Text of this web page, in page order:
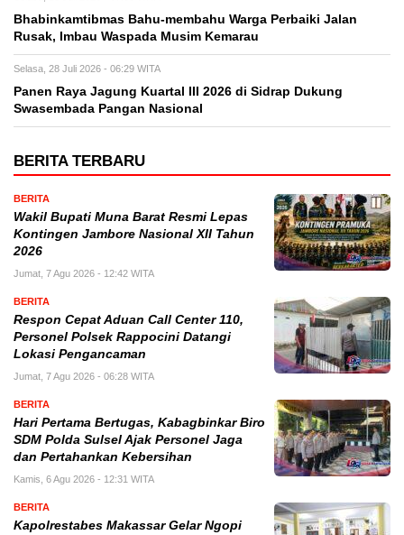
Bhabinkamtibmas Bahu-membahu Warga Perbaiki Jalan
Rusak, Imbau Waspada Musim Kemarau
Selasa, 28 Juli 2026 - 06:29 WITA
Panen Raya Jagung Kuartal III 2026 di Sidrap Dukung
Swasembada Pangan Nasional
BERITA TERBARU
BERITA
Wakil Bupati Muna Barat Resmi Lepas
Kontingen Jambore Nasional XII Tahun
2026
Jumat, 7 Agu 2026 - 12:42 WITA
BERITA
Respon Cepat Aduan Call Center 110,
Personel Polsek Rappocini Datangi
Lokasi Pengancaman
Jumat, 7 Agu 2026 - 06:28 WITA
BERITA
Hari Pertama Bertugas, Kabagbinkar Biro
SDM Polda Sulsel Ajak Personel Jaga
dan Pertahankan Kebersihan
Kamis, 6 Agu 2026 - 12:31 WITA
BERITA
Kapolrestabes Makassar Gelar Ngopi